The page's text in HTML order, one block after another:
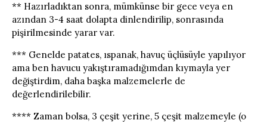
** Hazırladıktan sonra, mümkünse bir gece veya en
azından 3-4 saat dolapta dinlendirilip, sonrasında
pişirilmesinde yarar var.
*** Genelde patates, ıspanak, havuç üçlüsüyle yapılıyor
ama ben havucu yakıştıramadığımdan kıymayla yer
değiştirdim, daha başka malzemelerle de
değerlendirilebilir.
**** Zaman bolsa, 3 çeşit yerine, 5 çeşit malzemeyle (o